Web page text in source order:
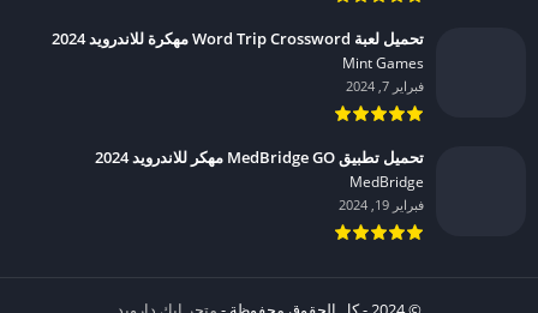
تحميل لعبة Word Trip Crossword مهكرة للاندرويد 2024
Mint Games‏
فبراير 7, 2024
تحميل تطبيق MedBridge GO مهكر للاندرويد 2024
MedBridge‏
فبراير 19, 2024